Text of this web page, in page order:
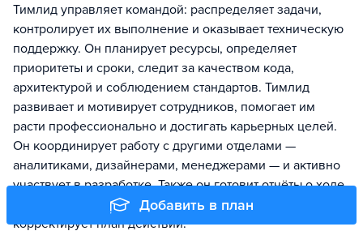
Добавить в план
Тимлид управляет командой: распределяет задачи,
контролирует их выполнение и оказывает техническую
поддержку. Он планирует ресурсы, определяет
приоритеты и сроки, следит за качеством кода,
архитектурой и соблюдением стандартов. Тимлид
развивает и мотивирует сотрудников, помогает им
расти профессионально и достигать карьерных целей.
Он координирует работу с другими отделами —
аналитиками, дизайнерами, менеджерами — и активно
участвует в разработке. Также он готовит отчёты о ходе
проекта, управляет ожиданиями и при необходимости
корректирует план действий.